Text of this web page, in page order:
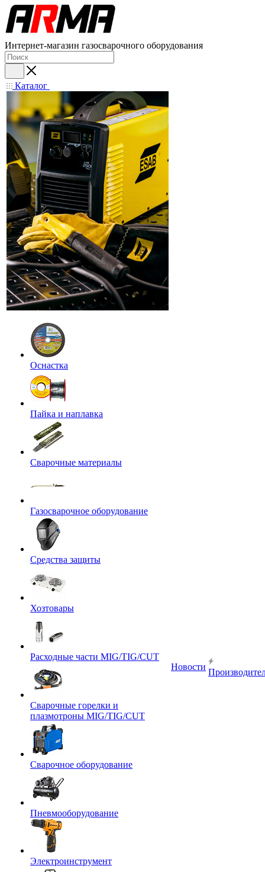
Интернет-магазин газосварочного оборудования
Каталог
Оснастка
Пайка и наплавка
Сварочные материалы
Газосварочное оборудование
Средства защиты
Хозтовары
Расходные части MIG/TIG/CUT
Сварочные горелки и
плазмотроны MIG/TIG/CUT
Сварочное оборудование
Пневмооборудование
Электроинструмент
Новости